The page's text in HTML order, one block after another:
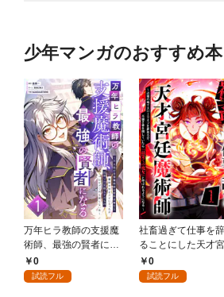
少年マンガのおすすめ本
万年ヒラ教師の支援魔
術師、最強の賢者にな
る～不人気の支援魔術
師は給料泥棒だと魔術
0
試読フル
社畜過ぎて仕事を
ることにした天才
魔術師～辺境の地で
ローライフを夢見る
0
試読フル